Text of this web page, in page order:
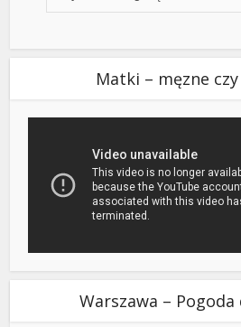
Matki – męzne
Warszawa –